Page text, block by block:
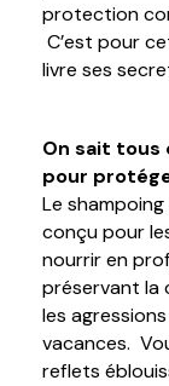
protection
C’est pour
livre ses
On sait tous
pour
Le
conçu pour
nourrir en
préservant la
les
vacances.
reflets